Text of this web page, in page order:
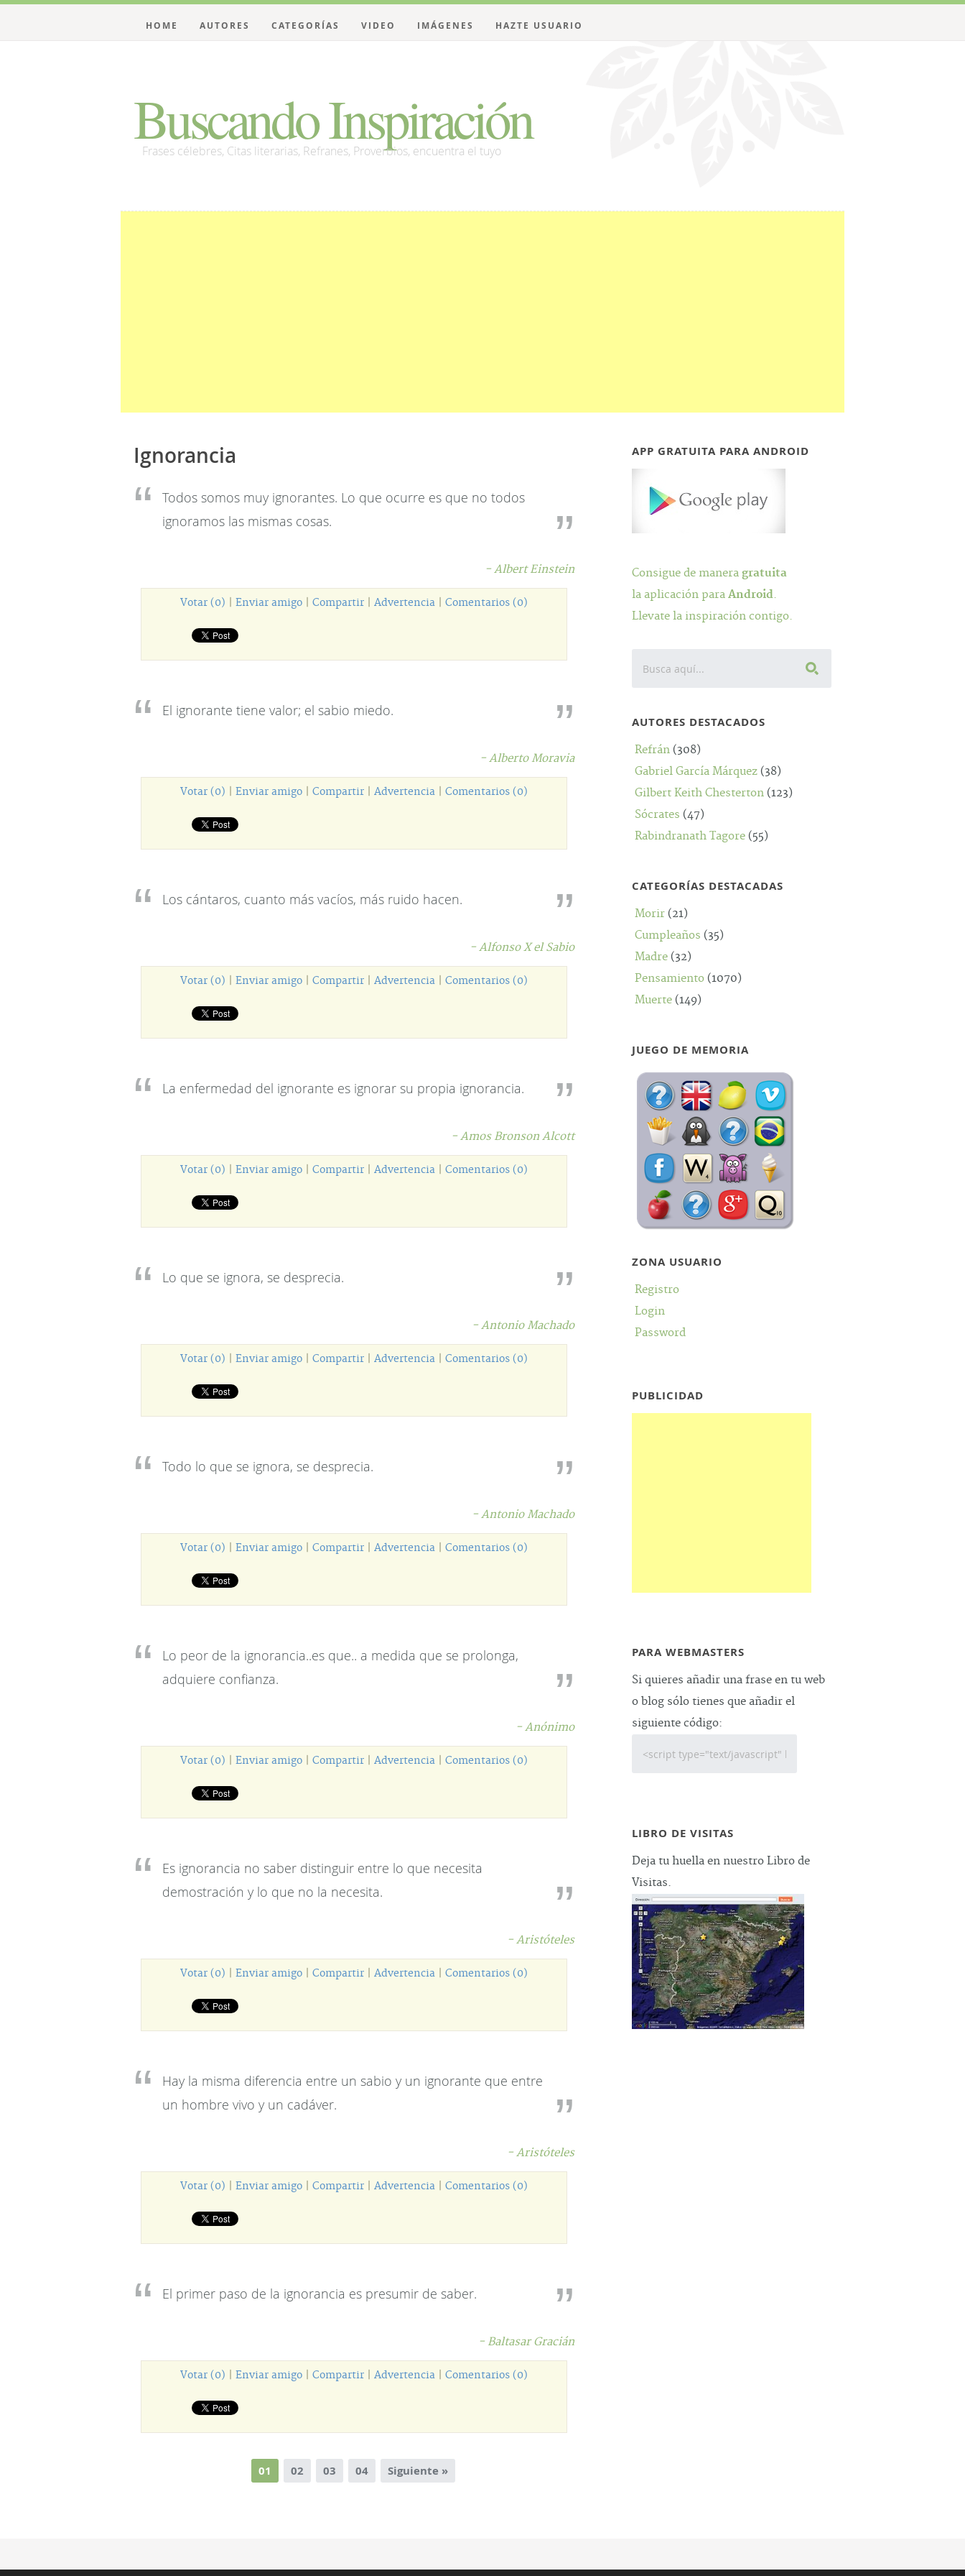
Buscando Inspiración
Frases célebres, Citas literarias, Refranes, Proverbios, encuentra el tuyo
HOME AUTORES CATEGORÍAS VIDEO IMÁGENES HAZTE USUARIO
Ignorancia
Todos somos muy ignorantes. Lo que ocurre es que no todos
ignoramos las mismas cosas.
- Albert Einstein
Votar (0) Enviar amigo Compartir Advertencia Comentarios (0)
El ignorante tiene valor; el sabio miedo.
- Alberto Moravia
Votar (0) Enviar amigo Compartir Advertencia Comentarios (0)
Los cántaros, cuanto más vacíos, más ruido hacen.
- Alfonso X el Sabio
Votar (0) Enviar amigo Compartir Advertencia Comentarios (0)
La enfermedad del ignorante es ignorar su propia ignorancia.
- Amos Bronson Alcott
Votar (0) Enviar amigo Compartir Advertencia Comentarios (0)
Lo que se ignora, se desprecia.
- Antonio Machado
Votar (0) Enviar amigo Compartir Advertencia Comentarios (0)
Todo lo que se ignora, se desprecia.
- Antonio Machado
Votar (0) Enviar amigo Compartir Advertencia Comentarios (0)
Lo peor de la ignorancia..es que.. a medida que se prolonga,
adquiere confianza.
- Anónimo
Votar (0) Enviar amigo Compartir Advertencia Comentarios (0)
Es ignorancia no saber distinguir entre lo que necesita
demostración y lo que no la necesita.
- Aristóteles
Votar (0) Enviar amigo Compartir Advertencia Comentarios (0)
Hay la misma diferencia entre un sabio y un ignorante que entre
un hombre vivo y un cadáver.
- Aristóteles
Votar (0) Enviar amigo Compartir Advertencia Comentarios (0)
El primer paso de la ignorancia es presumir de saber.
- Baltasar Gracián
Votar (0) Enviar amigo Compartir Advertencia Comentarios (0)
01 02 03 04 Siguiente »
APP GRATUITA PARA ANDROID
Consigue de maneragratuita
la aplicación paraAndroid.
Llevate la inspiración contigo.
AUTORES DESTACADOS
Refrán (308)
Gabriel García Márquez (38)
Gilbert Keith Chesterton (123)
Sócrates (47)
Rabindranath Tagore (55)
CATEGORÍAS DESTACADAS
Morir (21)
Cumpleaños (35)
Madre (32)
Pensamiento (1070)
Muerte (149)
JUEGO DE MEMORIA
ZONA USUARIO
Registro
Login
Password
PUBLICIDAD
PARA WEBMASTERS
Si quieres añadir una frase en tu web
o blog sólo tienes que añadir el
siguiente código:
LIBRO DE VISITAS
Deja tu huella en nuestro Libro de
Visitas.